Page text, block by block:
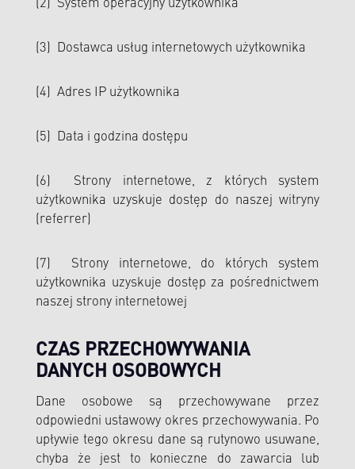
(2) System operacyjny użytkownika
(3) Dostawca usług internetowych użytkownika
(4) Adres IP użytkownika
(5) Data i godzina dostępu
(6) Strony internetowe, z których system
użytkownika uzyskuje dostęp do naszej witryny
(referrer)
(7) Strony internetowe, do których system
użytkownika uzyskuje dostęp za pośrednictwem
naszej strony internetowej
CZAS PRZECHOWYWANIA
DANYCH OSOBOWYCH
Dane osobowe są przechowywane przez
odpowiedni ustawowy okres przechowywania. Po
upływie tego okresu dane są rutynowo usuwane,
chyba że jest to konieczne do zawarcia lub